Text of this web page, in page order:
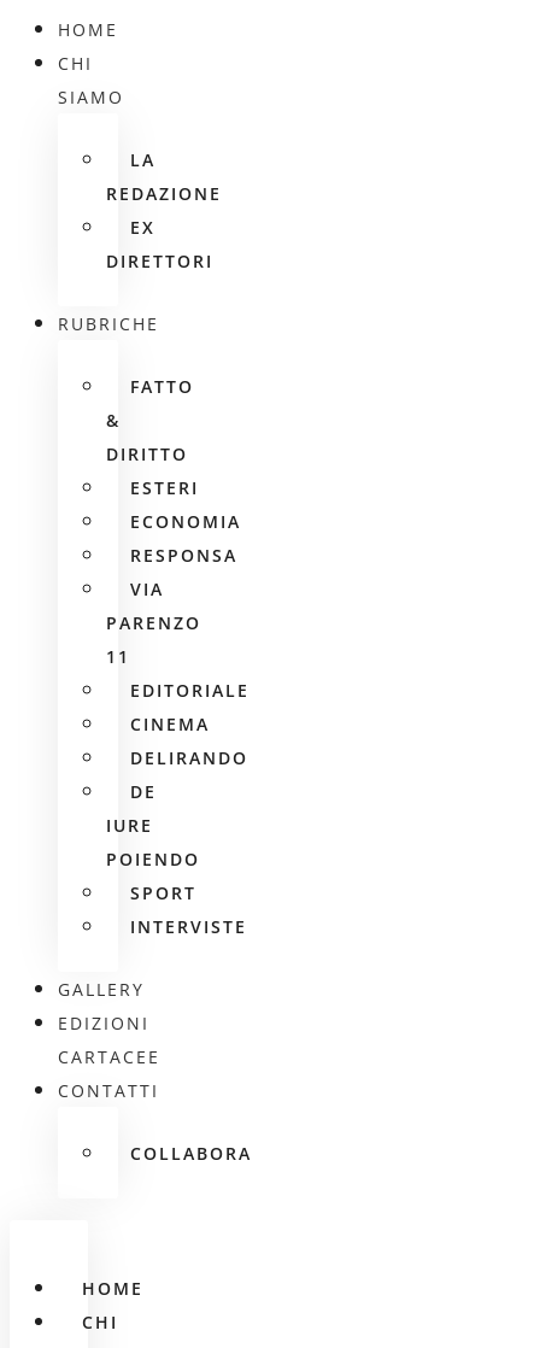
HOME
CHI
SIAMO
LA
REDAZIONE
EX
DIRETTORI
RUBRICHE
FATTO
&
DIRITTO
ESTERI
ECONOMIA
RESPONSA
VIA
PARENZO
11
EDITORIALE
CINEMA
DELIRANDO
DE
IURE
POIENDO
SPORT
INTERVISTE
GALLERY
EDIZIONI
CARTACEE
CONTATTI
COLLABORA
HOME
CHI